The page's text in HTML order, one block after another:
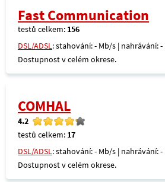
Fast Communication
testů celkem: 156
DSL/ADSL: stahování: - Mb/s | nahrávání:
Dostupnost v celém okrese.
COMHAL
4.2
testů celkem: 17
DSL/ADSL: stahování: - Mb/s | nahrávání:
Dostupnost v celém okrese.